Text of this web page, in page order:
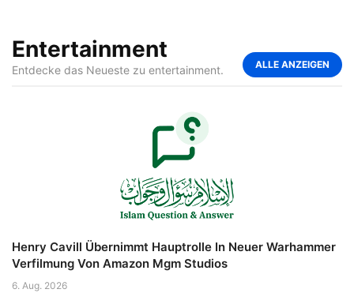
Entertainment
Entdecke das Neueste zu entertainment. ALLE ANZEIGEN
Henry Cavill Übernimmt Hauptrolle In Neuer Warhammer
Verfilmung Von Amazon Mgm Studios
6. Aug. 2026